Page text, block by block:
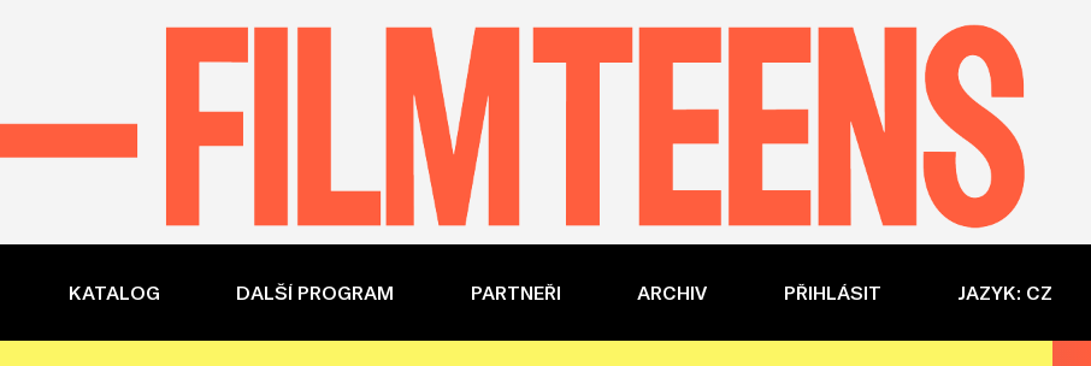
KATALOG DALŠÍ PROGRAM PARTNEŘI ARCHIV PŘIHLÁSIT JAZYK: CZ